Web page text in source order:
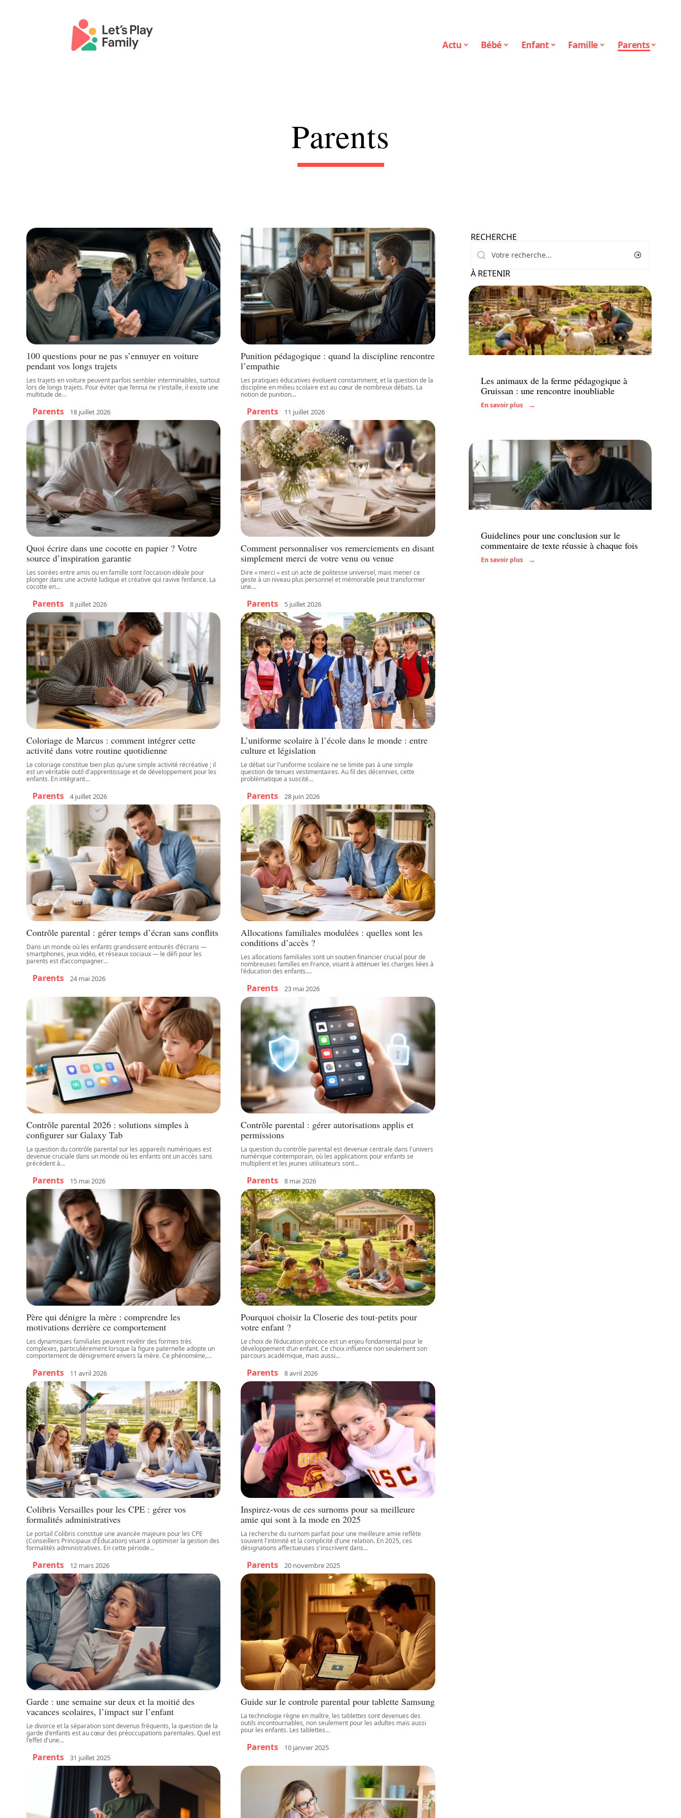
Actu Bébé Enfant Famille Parents
Parents
100 questions pour ne pas s’ennuyer en voiture
pendant vos longs trajets
Les trajets en voiture peuvent parfois sembler interminables, surtout
lors de longs trajets. Pour éviter que l’ennui ne s’installe, il existe une
multitude de…
Parents 18 juillet 2026
Punition pédagogique : quand la discipline rencontre
l’empathie
Les pratiques éducatives évoluent constamment, et la question de la
discipline en milieu scolaire est au cœur de nombreux débats. La
notion de punition…
Parents 11 juillet 2026
Quoi écrire dans une cocotte en papier ? Votre
source d’inspiration garantie
Les soirées entre amis ou en famille sont l'occasion idéale pour
plonger dans une activité ludique et créative qui ravive l’enfance. La
cocotte en…
Parents 8 juillet 2026
Comment personnaliser vos remerciements en disant
simplement merci de votre venu ou venue
Dire « merci » est un acte de politesse universel, mais mener ce
geste à un niveau plus personnel et mémorable peut transformer
une…
Parents 5 juillet 2026
Coloriage de Marcus : comment intégrer cette
activité dans votre routine quotidienne
Le coloriage constitue bien plus qu'une simple activité récréative ; il
est un véritable outil d'apprentissage et de développement pour les
enfants. En intégrant…
Parents 4 juillet 2026
L’uniforme scolaire à l’école dans le monde : entre
culture et législation
Le débat sur l'uniforme scolaire ne se limite pas à une simple
question de tenues vestimentaires. Au fil des décennies, cette
problématique a suscité…
Parents 28 juin 2026
Contrôle parental : gérer temps d’écran sans conflits
Dans un monde où les enfants grandissent entourés d'écrans —
smartphones, jeux vidéo, et réseaux sociaux — le défi pour les
parents est d’accompagner…
Parents 24 mai 2026
Allocations familiales modulées : quelles sont les
conditions d’accès ?
Les allocations familiales sont un soutien financier crucial pour de
nombreuses familles en France, visant à atténuer les charges liées à
l'éducation des enfants.…
Parents 23 mai 2026
Contrôle parental 2026 : solutions simples à
configurer sur Galaxy Tab
La question du contrôle parental sur les appareils numériques est
devenue cruciale dans un monde où les enfants ont un accès sans
précédent à…
Parents 15 mai 2026
Contrôle parental : gérer autorisations applis et
permissions
La question du contrôle parental est devenue centrale dans l'univers
numérique contemporain, où les applications pour enfants se
multiplient et les jeunes utilisateurs sont…
Parents 8 mai 2026
Père qui dénigre la mère : comprendre les
motivations derrière ce comportement
Les dynamiques familiales peuvent revêtir des formes très
complexes, particulièrement lorsque la figure paternelle adopte un
comportement de dénigrement envers la mère. Ce phénomène,…
Parents 11 avril 2026
Pourquoi choisir la Closerie des tout-petits pour
votre enfant ?
Le choix de l’éducation précoce est un enjeu fondamental pour le
développement d’un enfant. Ce choix influence non seulement son
parcours académique, mais aussi…
Parents 8 avril 2026
Colibris Versailles pour les CPE : gérer vos
formalités administratives
Le portail Colibris constitue une avancée majeure pour les CPE
(Conseillers Principaux d'Éducation) visant à optimiser la gestion des
formalités administratives. En cette période…
Parents 12 mars 2026
Inspirez-vous de ces surnoms pour sa meilleure
amie qui sont à la mode en 2025
La recherche du surnom parfait pour une meilleure amie reflète
souvent l'intimité et la complicité d'une relation. En 2025, ces
désignations affectueuses s'inscrivent dans…
Parents 20 novembre 2025
Garde : une semaine sur deux et la moitié des
vacances scolaires, l’impact sur l’enfant
Le divorce et la séparation sont devenus fréquents, la question de la
garde d'enfants est au cœur des préoccupations parentales. Quel est
l'effet d'une…
Parents 31 juillet 2025
Guide sur le controle parental pour tablette Samsung
La technologie règne en maître, les tablettes sont devenues des
outils incontournables, non seulement pour les adultes mais aussi
pour les enfants. Les tablettes…
Parents 10 janvier 2025
RECHERCHE
À RETENIR
Famille
Les animaux de la ferme pédagogique à
Gruissan : une rencontre inoubliable
En savoir plus
Actu
Guidelines pour une conclusion sur le
commentaire de texte réussie à chaque fois
En savoir plus